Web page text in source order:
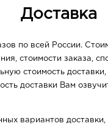
Доставка
по всей России.
стоимости заказа,
стоимость
доставки Вам
вариантов